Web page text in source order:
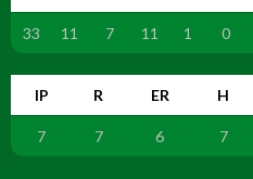
33 11 7 11 1 0
IP R ER H
7 7 6 7